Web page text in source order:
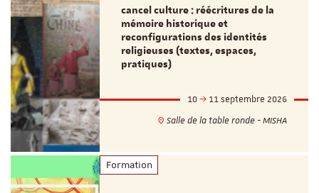
cancel culture : réécritures de la
mémoire historique et
reconfigurations des identités
religieuses (textes, espaces,
pratiques)
10
11 septembre 2026
Salle de la table ronde - MISHA
Formation